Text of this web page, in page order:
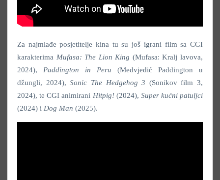
Za najmlađe posjetitelje kina tu su još igrani film sa CGI
karakterima Mufasa: The Lion King (Mufasa: Kralj lavova,
2024), Paddington in Peru (Medvjedić Paddington u
džungli, 2024),Sonic The Hedgehog 3 (Sonikov film 3,
2024), te CGI animirani Hitpig!(2024), Super kućni patuljci
(2024) i Dog Man (2025).